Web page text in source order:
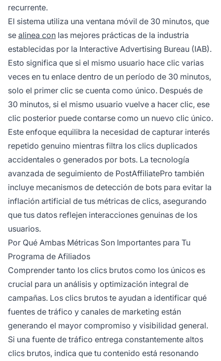
recurrente.
El sistema utiliza una ventana móvil de 30 minutos, que
se alinea con las mejores prácticas de la industria
establecidas por la Interactive Advertising Bureau (IAB).
Esto significa que si el mismo usuario hace clic varias
veces en tu enlace dentro de un período de 30 minutos,
solo el primer clic se cuenta como único. Después de
30 minutos, si el mismo usuario vuelve a hacer clic, ese
clic posterior puede contarse como un nuevo clic único.
Este enfoque equilibra la necesidad de capturar interés
repetido genuino mientras filtra los clics duplicados
accidentales o generados por bots. La tecnología
avanzada de seguimiento de PostAffiliatePro también
incluye mecanismos de detección de bots para evitar la
inflación artificial de tus métricas de clics, asegurando
que tus datos reflejen interacciones genuinas de los
usuarios.
Por Qué Ambas Métricas Son Importantes para Tu
Programa de Afiliados
Comprender tanto los clics brutos como los únicos es
crucial para un análisis y optimización integral de
campañas. Los clics brutos te ayudan a identificar qué
fuentes de tráfico y canales de marketing están
generando el mayor compromiso y visibilidad general.
Si una fuente de tráfico entrega constantemente altos
clics brutos, indica que tu contenido está resonando